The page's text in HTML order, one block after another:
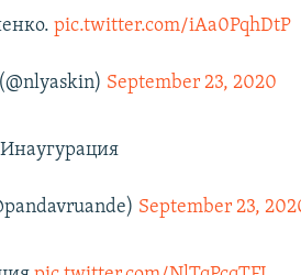
pic.twitter.com/iAa0PqhDtP
September 23, 2020
September 23,